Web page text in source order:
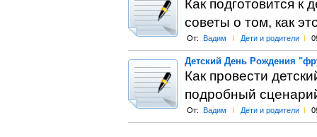
Как подготовится к
советы о том, как
От: Вадим l Дети и родители l
Детский День Рождения
Как провести
подробный
От: Вадим l Дети и родители l